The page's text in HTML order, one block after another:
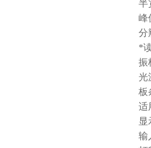
半宽
峰值
分辨
*读板
振板
光源
板条
适用
显示
输入